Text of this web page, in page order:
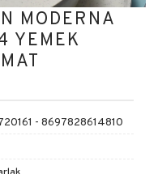
MODERNA
YEMEK
- 8697828614810